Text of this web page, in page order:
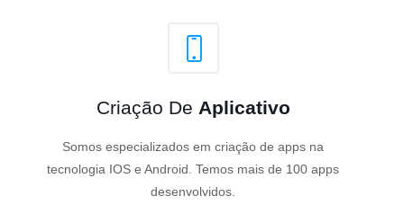
Criação De Aplicativo
Somos especializados em criação de apps na
tecnologia IOS e Android. Temos mais de 100 apps
desenvolvidos.